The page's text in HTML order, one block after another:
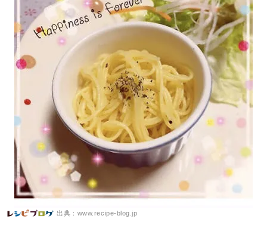
出典：www.recipe-blog.jp